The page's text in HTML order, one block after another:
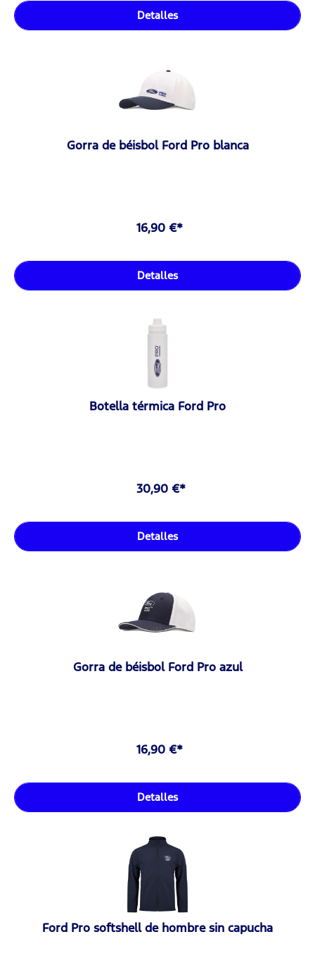
Detalles
Gorra de béisbol Ford Pro blanca
16,90 €*
Detalles
Botella térmica Ford Pro
30,90 €*
Detalles
Gorra de béisbol Ford Pro azul
16,90 €*
Detalles
Ford Pro softshell de hombre sin capucha